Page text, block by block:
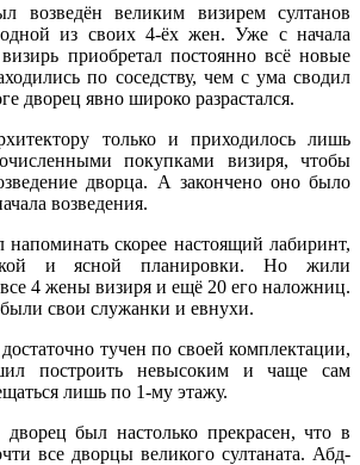
возведён великим визирем султанов
из своих 4-ёх жен. Уже с начала
визирь приобретал постоянно всё новые
по соседству, чем с ума сводил
дворец явно широко разрастался.
только и приходилось лишь
покупками визиря, чтобы
дворца. А закончено оно было
возведения.
напоминать скорее настоящий лабиринт,
и ясной планировки. Но жили
все 4 жены визиря и ещё 20 его наложниц.
свои служанки и евнухи.
тучен по своей комплектации,
построить невысоким и чаще сам
лишь по 1-му этажу.
был настолько прекрасен, что в
все дворцы великого султаната. Абд-